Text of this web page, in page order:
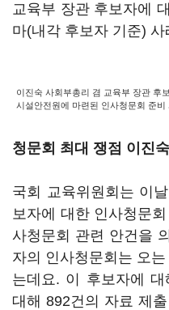
교육부 장관 후보자에
마(내각 후보자 기준)
이진숙 사회부총리 겸 교육부 장관 후
시설안전원에 마련된 인사청문회 준
청문회 최대 쟁점 이진
국회 교육위원회는 이
보자에 대한 인사청문
사청문회 관련 안건을
자의 인사청문회는 오
는데요. 이 후보자에
대해 892건의 자료 제